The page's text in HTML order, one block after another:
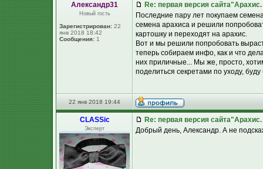
Александр31
Новый гость
Зарегистрирован: 22
янв 2018 18:42
Сообщения: 1
Re: первая версия
Последние пару лет покупаем
семена арахиса и решили
картошку и переходят на арахис.
Вот и мы решили попробовать
теперь собираем инфо, как и что
них приличные... Мы же, просто,
поделиться секретами по уходу, буду
22 янв 2018 19:44
CLASSic
Эксперт
Re: первая версия
Добрый день, Александр. А не